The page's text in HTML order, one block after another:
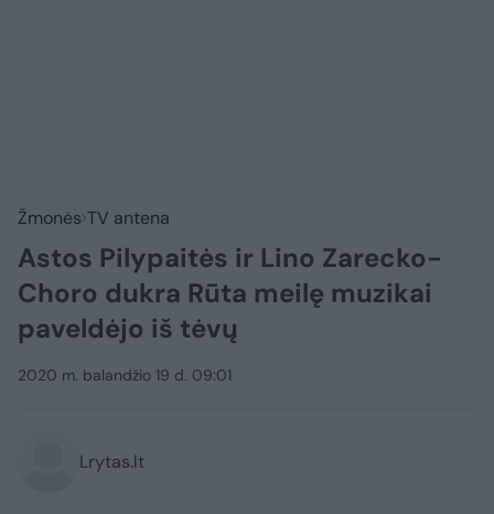
Žmonės TV antena
Astos Pilypaitės ir Lino Zarecko-
Choro dukra Rūta meilę muzikai
paveldėjo iš tėvų
2020 m. balandžio 19 d. 09:01
Lrytas.lt